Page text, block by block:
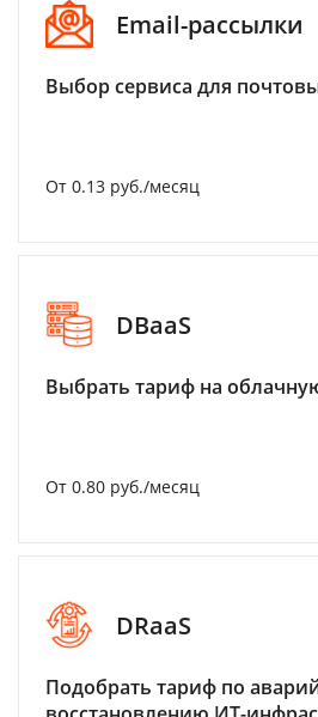
Email-рассылки
Выбор сервиса для
От 0.13 руб./месяц
DBaaS
Выбрать тариф на
От 0.80 руб./месяц
DRaaS
Подобрать тариф по